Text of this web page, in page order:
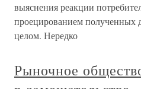
выяснения реакции
проецированием полученных
целом. Нередко
Рыночное